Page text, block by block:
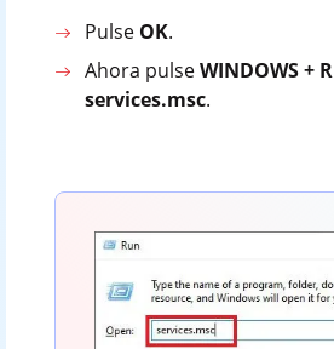
Pulse OK.
Ahora pulseWINDOWS + R
services.msc.